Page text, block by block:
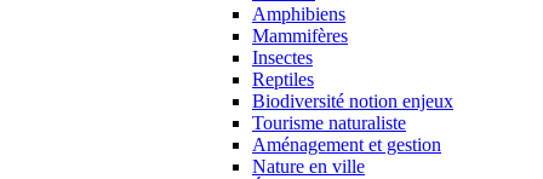
Amphibiens
Mammifères
Insectes
Reptiles
Biodiversité notion enjeux
Tourisme naturaliste
Aménagement et gestion
Nature en ville